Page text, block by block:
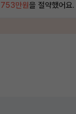
753만원을 절약했어요.